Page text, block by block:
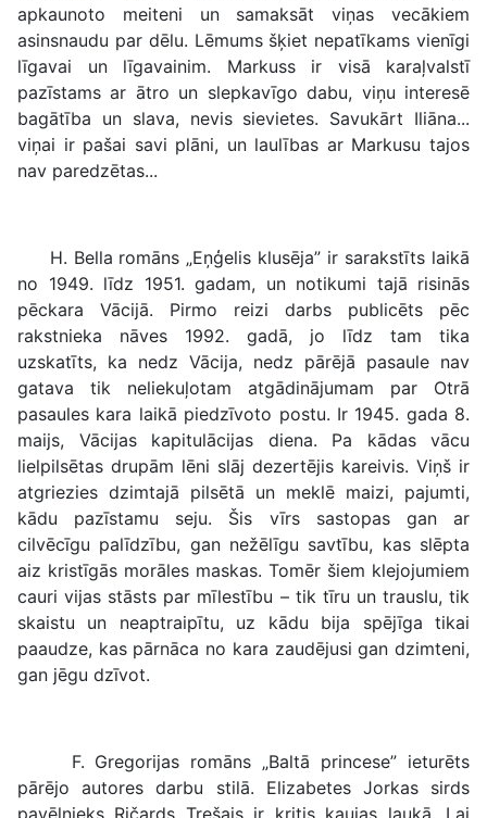
apkaunoto meiteni un samaksāt viņas vecākiem
asinsnaudu par dēlu. Lēmums šķiet nepatīkams vienīgi
līgavai un līgavainim. Markuss ir visā karaļvalstī
pazīstams ar ātro un slepkavīgo dabu, viņu interesē
bagātība un slava, nevis sievietes. Savukārt Iliāna...
viņai ir pašai savi plāni, un laulības ar Markusu tajos
nav paredzētas...
H. Bella romāns „Eņģelis klusēja” ir sarakstīts laikā
no 1949. līdz 1951. gadam, un notikumi tajā risinās
pēckara Vācijā. Pirmo reizi darbs publicēts pēc
rakstnieka nāves 1992. gadā, jo līdz tam tika
uzskatīts, ka nedz Vācija, nedz pārējā pasaule nav
gatava tik neliekuļotam atgādinājumam par Otrā
pasaules kara laikā piedzīvoto postu. Ir 1945. gada 8.
maijs, Vācijas kapitulācijas diena. Pa kādas vācu
lielpilsētas drupām lēni slāj dezertējis kareivis. Viņš ir
atgriezies dzimtajā pilsētā un meklē maizi, pajumti,
kādu pazīstamu seju. Šis vīrs sastopas gan ar
cilvēcīgu palīdzību, gan nežēlīgu savtību, kas slēpta
aiz kristīgās morāles maskas. Tomēr šiem klejojumiem
cauri vijas stāsts par mīlestību – tik tīru un trauslu, tik
skaistu un neaptraipītu, uz kādu bija spējīga tikai
paaudze, kas pārnāca no kara zaudējusi gan dzimteni,
gan jēgu dzīvot.
F. Gregorijas romāns „Baltā princese” ieturēts
pārējo autores darbu stilā. Elizabetes Jorkas sirds
pavēlnieks Ričards Trešais ir kritis kaujas laukā. Lai